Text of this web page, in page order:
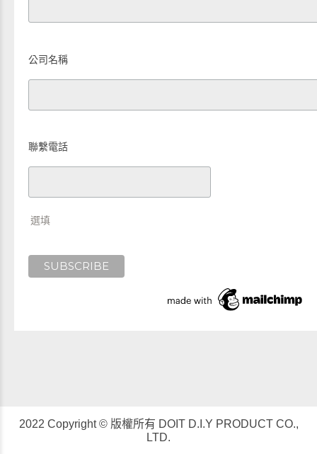
公司名稱
聯繫電話
選填
2022 Copyright © 版權所有 DOIT D.I.Y PRODUCT CO.,
LTD.